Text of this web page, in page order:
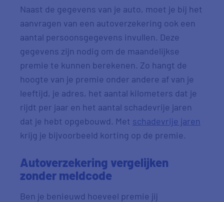
Naast de gegevens van je auto, moet je bij het
aanvragen van een autoverzekering ook een
aantal persoonsgegevens invullen. Deze
gegevens zijn nodig om de maandelijkse
premie te kunnen berekenen. Zo hangt de
hoogte van je premie onder andere af van je
leeftijd, je adres, het aantal kilometers dat je
rijdt per jaar en het aantal schadevrije jaren
dat je hebt opgebouwd. Met schadevrije jaren
krijg je bijvoorbeeld korting op de premie.
Autoverzekering vergelijken
zonder meldcode
Ben je benieuwd hoeveel premie jij